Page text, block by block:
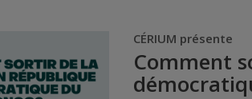
CÉRIUM présente
Comment